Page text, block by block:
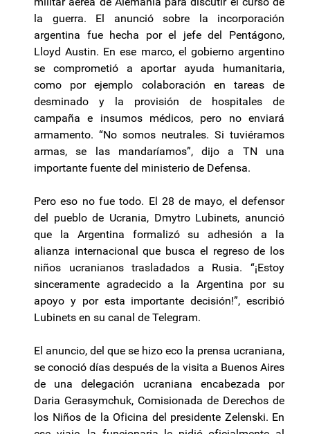
la guerra. El anunció sobre la incorporación
argentina fue hecha por el jefe del Pentágono,
Lloyd Austin. En ese marco, el gobierno argentino
se comprometió a aportar ayuda humanitaria,
como por ejemplo colaboración en tareas de
desminado y la provisión de hospitales de
campaña e insumos médicos, pero no enviará
armamento. “No somos neutrales. Si tuviéramos
armas, se las mandaríamos”, dijo a TN una
importante fuente del ministerio de Defensa.
Pero eso no fue todo. El 28 de mayo, el defensor
del pueblo de Ucrania, Dmytro Lubinets, anunció
que la Argentina formalizó su adhesión a la
alianza internacional que busca el regreso de los
niños ucranianos trasladados a Rusia. “¡Estoy
sinceramente agradecido a la Argentina por su
apoyo y por esta importante decisión!”, escribió
Lubinets en su canal de Telegram.
El anuncio, del que se hizo eco la prensa ucraniana,
se conoció días después de la visita a Buenos Aires
de una delegación ucraniana encabezada por
Daria Gerasymchuk, Comisionada de Derechos de
los Niños de la Oficina del presidente Zelenski. En